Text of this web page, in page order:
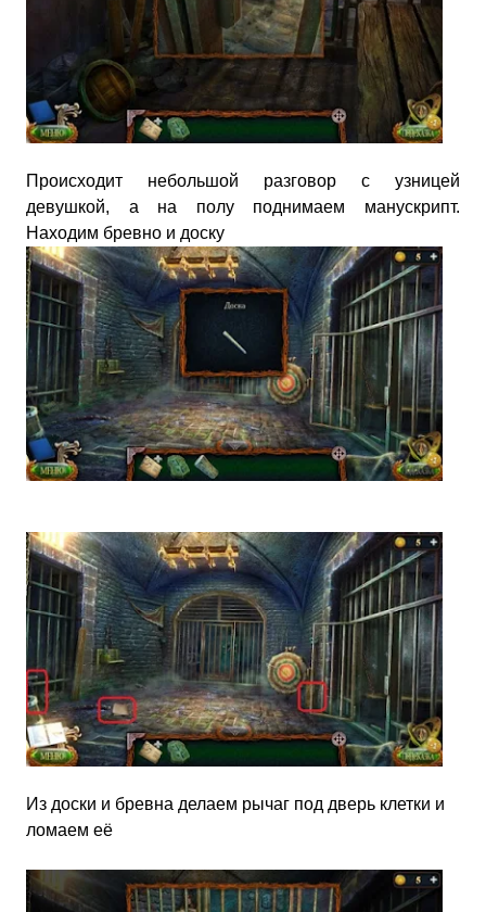
Происходит небольшой разговор с узницей
девушкой, а на полу поднимаем манускрипт.
Находим бревно и доску
Из доски и бревна делаем рычаг под дверь клетки и
ломаем её